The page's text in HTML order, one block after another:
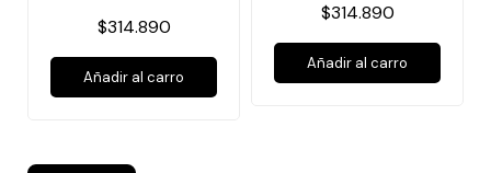
$314.890
Añadir al carro
$314.890
Añadir al carro